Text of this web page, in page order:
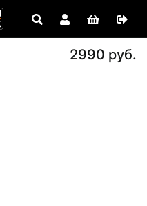
2990 руб.